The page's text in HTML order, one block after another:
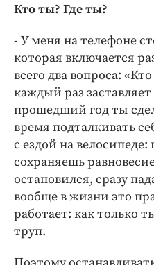
Кто ты? Где ты?
- У меня на телефоне
которая включается
всего два вопроса:
каждый раз
прошедший год ты
время подталкивать
с ездой на
сохраняешь
остановился, сразу
вообще в жизни это
работает: как только
труп.